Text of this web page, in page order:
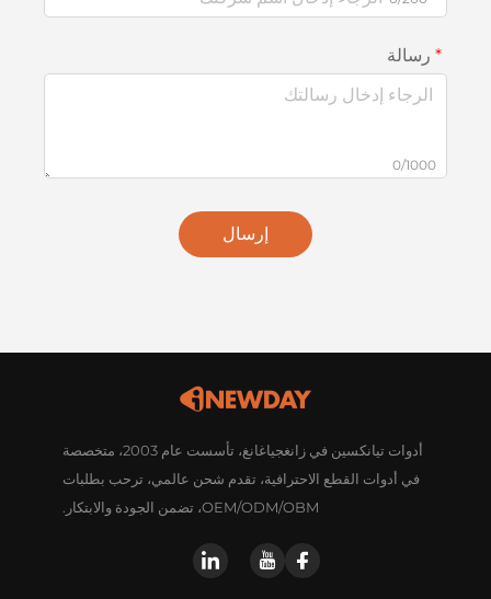
رسالة
0/1000
إرسال
أدوات تيانكسين في زانغجياغانغ، تأسست عام 2003، متخصصة
في أدوات القطع الاحترافية، تقدم شحن عالمي، ترحب بطلبات
OEM/ODM/OBM، تضمن الجودة والابتكار.